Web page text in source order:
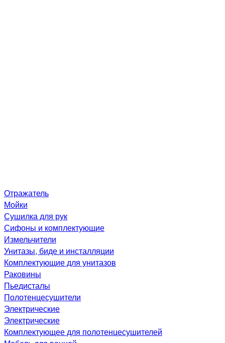
Отражатель
Мойки
Сушилка для рук
Сифоны и комплектующие
Измельчители
Унитазы, биде и инсталляции
Комплектующие для унитазов
Раковины
Пьедисталы
Полотенцесушители
Электрические
Электрические
Комплектующее для полотенцесушителей